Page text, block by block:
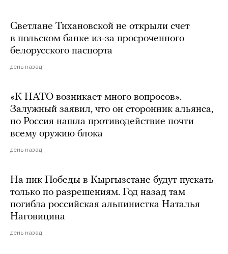
Светлане Тихановской не открыли счет
в польском банке из-за просроченного
белорусского паспорта
день назад
«К НАТО возникает много вопросов».
Залужный заявил, что он сторонник альянса,
но Россия нашла противодействие почти
всему оружию блока
день назад
На пик Победы в Кыргызстане будут пускать
только по разрешениям. Год назад там
погибла российская альпинистка Наталья
Наговицина
день назад